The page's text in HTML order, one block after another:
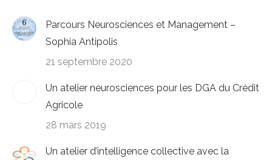
Parcours Neurosciences et Management –
Sophia Antipolis
21 septembre 2020
Un atelier neurosciences pour les DGA du Crédit
Agricole
28 mars 2019
Un atelier d’intelligence collective avec la